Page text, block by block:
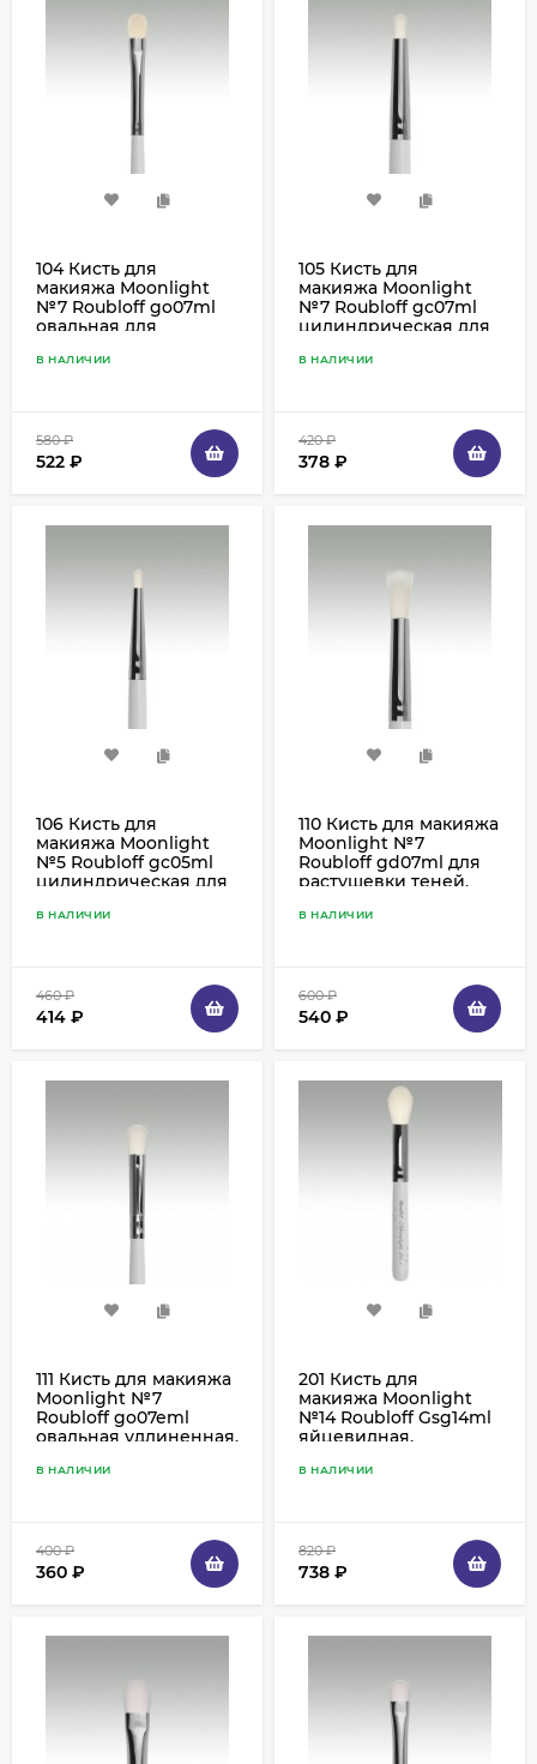
104 Кисть для
макияжа Moonlight
№7 Roubloff go07ml
овальная для
коза белая
В НАЛИЧИИ
580₽
522 ₽
105 Кисть для
макияжа Moonlight
№7 Roubloff gc07ml
цилиндрическая для
коза белая
В НАЛИЧИИ
420₽
378 ₽
106 Кисть для
макияжа Moonlight
№5 Roubloff gc05ml
цилиндрическая для
коза белая
В НАЛИЧИИ
460₽
414 ₽
110 Кисть для макияжа
Moonlight №7
Roubloff gd07ml для
растушевки теней,
имитация козы
В НАЛИЧИИ
600₽
540 ₽
111 Кисть для макияжа
Moonlight №7
Roubloff go07eml
овальная удлиненная,
В НАЛИЧИИ
400₽
360 ₽
201 Кисть для
макияжа Moonlight
№14 Roubloff Gsg14ml
яйцевидная,
В НАЛИЧИИ
820₽
738 ₽